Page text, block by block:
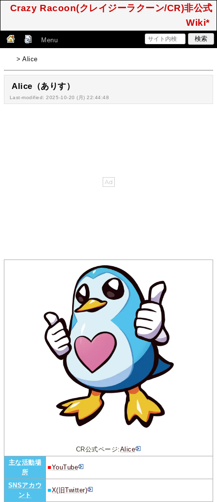
Crazy Racoon(クレイジーラクーン/CR)非公式
Wiki*
Menu
> Alice
Alice（ありす）
Last-modified: 2025-10-20 (月) 22:44:48
CR公式ページ:Alice
主な活動場
所
■YouTube
SNSアカウ
ント
■X(旧Twitter)